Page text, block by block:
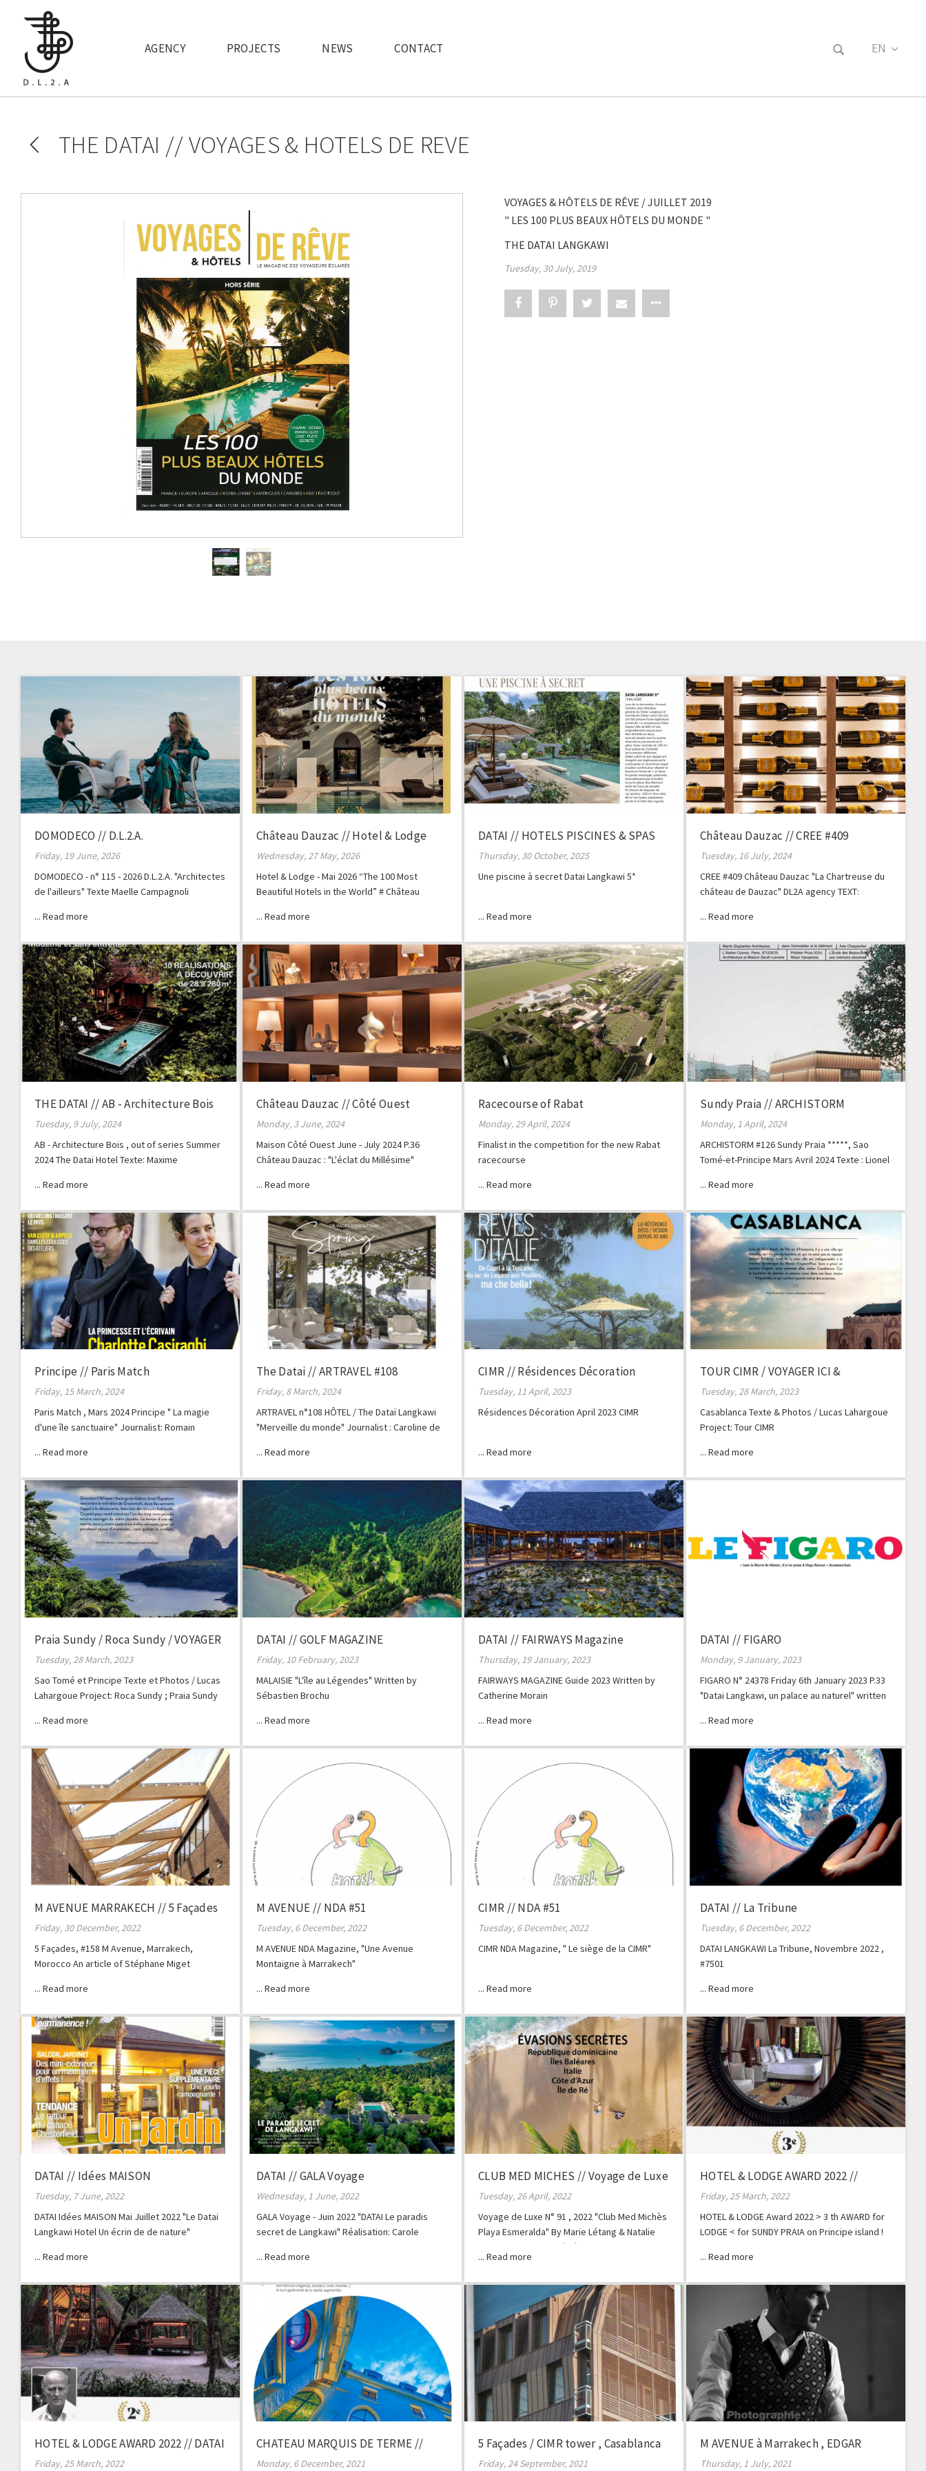
AGENCY PROJECTS NEWS CONTACT EN
THE DATAI // VOYAGES & HOTELS DE REVE
VOYAGES & HÔTELS DE RÊVE / JUILLET 2019
" LES 100 PLUS BEAUX HÔTELS DU MONDE "
THE DATAI LANGKAWI
Tuesday, 30 July, 2019
DOMODECO // D.L.2.A.
Friday, 19 June, 2026
DOMODECO - n° 115 - 2026 D.L.2.A. "Architectes
de l'ailleurs" Texte Maelle Campagnoli
Château Dauzac // Hotel & Lodge
Wednesday, 27 May, 2026
Hotel & Lodge - Mai 2026 “The 100 Most
Beautiful Hotels in the World” # Château
DATAI // HOTELS PISCINES & SPAS
Thursday, 30 October, 2025
Une piscine à secret Datai Langkawi 5*
Château Dauzac // CREE #409
Tuesday, 16 July, 2024
CREE #409 Château Dauzac "La Chartreuse du
château de Dauzac" DL2A agency TEXT:
GERALDINE BRUNEEL
THE DATAI // AB - Architecture Bois
Hors série
Tuesday, 9 July, 2024
AB - Architecture Bois , out of series Summer
2024 The Datai Hotel Texte: Maxime
Château Dauzac // Côté Ouest
Monday, 3 June, 2024
Maison Côté Ouest June - July 2024 P.36
Château Dauzac : "L'éclat du Millésime"
Racecourse of Rabat
Monday, 29 April, 2024
Finalist in the competition for the new Rabat
racecourse
Sundy Praia // ARCHISTORM
Monday, 1 April, 2024
ARCHISTORM #126 Sundy Praia *****, Sao
Tomé-et-Principe Mars Avril 2024 Texte : Lionel
Principe // Paris Match
Friday, 15 March, 2024
Paris Match , Mars 2024 Principe " La magie
d'une île sanctuaire" Journalist: Romain
The Datai // ARTRAVEL #108
Friday, 8 March, 2024
ARTRAVEL n°108 HÔTEL / The Dataï Langkawi
"Merveille du monde" Journalist : Caroline de
CIMR // Résidences Décoration
Tuesday, 11 April, 2023
Résidences Décoration April 2023 CIMR
TOUR CIMR / VOYAGER ICI &
AILLEURS
Tuesday, 28 March, 2023
Casablanca Texte & Photos / Lucas Lahargoue
Project: Tour CIMR
Praia Sundy / Roca Sundy / VOYAGER
ICI & AILLEURS
Tuesday, 28 March, 2023
Sao Tomé et Principe Texte et Photos / Lucas
Lahargoue Project: Roca Sundy ; Praia Sundy
DATAI // GOLF MAGAZINE
Friday, 10 February, 2023
MALAISIE "L'île au Légendes" Written by
Sébastien Brochu
DATAI // FAIRWAYS Magazine
Thursday, 19 January, 2023
FAIRWAYS MAGAZINE Guide 2023 Written by
Catherine Morain
DATAI // FIGARO
Monday, 9 January, 2023
FIGARO N° 24378 Friday 6th January 2023 P.33
"Datai Langkawi, un palace au naturel" written
M AVENUE MARRAKECH // 5 Façades
Friday, 30 December, 2022
5 Façades, #158 M Avenue, Marrakech,
Morocco An article of Stéphane Miget
M AVENUE // NDA #51
Tuesday, 6 December, 2022
M AVENUE NDA Magazine, "Une Avenue
Montaigne à Marrakech"
CIMR // NDA #51
Tuesday, 6 December, 2022
CIMR NDA Magazine, " Le siège de la CIMR"
DATAI // La Tribune
Tuesday, 6 December, 2022
DATAI LANGKAWI La Tribune, Novembre 2022 ,
#7501
DATAI // Idées MAISON
Tuesday, 7 June, 2022
DATAI Idées MAISON Mai Juillet 2022 "Le Datai
Langkawi Hotel Un écrin de de nature"
DATAI // GALA Voyage
Wednesday, 1 June, 2022
GALA Voyage - Juin 2022 "DATAI Le paradis
secret de Langkawi" Réalisation: Carole
CLUB MED MICHES // Voyage de Luxe
Tuesday, 26 April, 2022
Voyage de Luxe N° 91 , 2022 "Club Med Michès
Playa Esmeralda" By Marie Létang & Natalie
Florentin Photos : Frédéric Ducout
HOTEL & LODGE AWARD 2022 //
SUNDY PRAIA
Friday, 25 March, 2022
HOTEL & LODGE Award 2022 > 3 th AWARD for
LODGE < for SUNDY PRAIA on Principe island !
HOTEL & LODGE AWARD 2022 // DATAI
Friday, 25 March, 2022
CHATEAU MARQUIS DE TERME //
NDA #47
Monday, 6 December, 2021
5 Façades / CIMR tower , Casablanca
Friday, 24 September, 2021
M AVENUE à Marrakech , EDGAR
Magazine
Thursday, 1 July, 2021